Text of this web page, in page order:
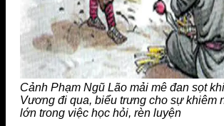
Cảnh Phạm Ngũ Lão mải mê đan sọt
Vương đi qua, biểu trưng cho sự khiêm
lớn trong việc học hỏi, rèn luyện